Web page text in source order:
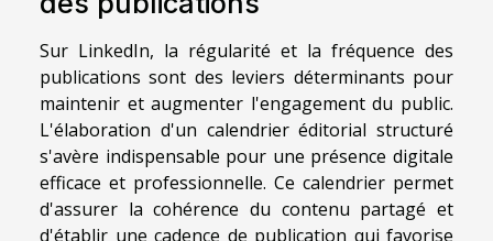
Sur LinkedIn, la régularité et la fréquence des
publications sont des leviers déterminants pour
maintenir et augmenter l'engagement du public.
L'élaboration d'un calendrier éditorial structuré
s'avère indispensable pour une présence digitale
efficace et professionnelle. Ce calendrier permet
d'assurer la cohérence du contenu partagé et
d'établir une cadence de publication qui favorise